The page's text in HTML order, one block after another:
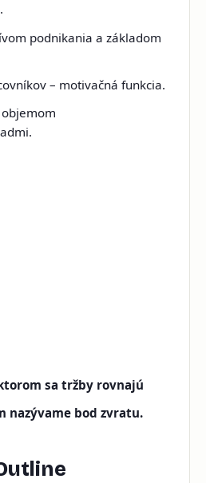
podnikania a základom
– motivačná funkcia.
sa tržby rovnajú
nazývame bod zvratu.